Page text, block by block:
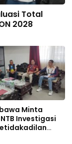
Total
2028
Minta
Investigasi
Atlet